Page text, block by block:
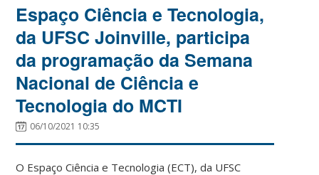
Espaço Ciência e Tecnologia,
da UFSC Joinville, participa
da programação da Semana
Nacional de Ciência e
Tecnologia do MCTI
06/10/2021 10:35
O Espaço Ciência e Tecnologia (ECT), da UFSC